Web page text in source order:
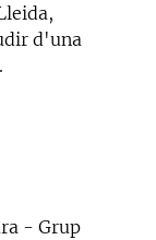
d'una
- Grup